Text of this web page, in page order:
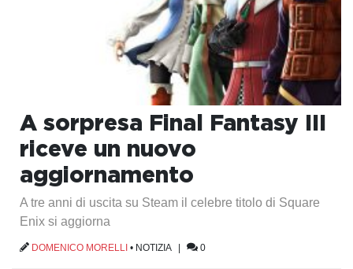
A sorpresa Final Fantasy III
riceve un nuovo
aggiornamento
A tre anni di uscita su Steam il celebre titolo di Square
Enix si aggiorna
DOMENICO MORELLI • NOTIZIA| 0